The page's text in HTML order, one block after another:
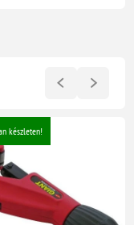
készleten!